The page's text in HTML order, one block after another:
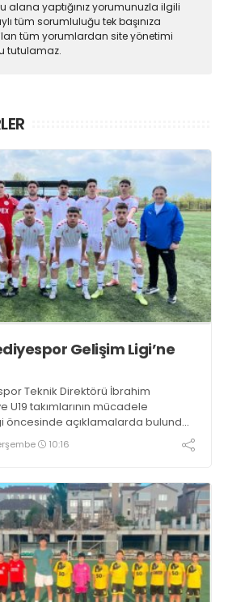
alana yaptığınız yorumunuzla ilgili
tüm sorumluluğu tek başınıza
tüm yorumlardan site yönetimi
tutulamaz.
Gelişim Ligi’ne
Teknik Direktörü İbrahim
U19 takımlarının mücadele
öncesinde açıklamalarda bulundu.
dikkat çeken İshakoğlu,
sonuç almak değil, Türk futboluna
10:16